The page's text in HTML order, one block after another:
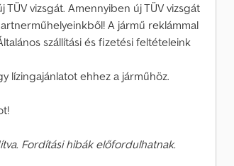
vizsgát. Amennyiben új TÜV vizsgát
A jármű reklámmal
szállítási és fizetési feltételeink
lízingajánlatot ehhez a járműhöz.
Fordítási hibák előfordulhatnak.